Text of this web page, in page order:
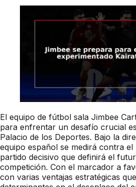
El equipo de fútbol sala Jimbee
para enfrentar un desafío crucial
Palacio de los Deportes. Bajo la
equipo español se medirá contra
partido decisivo que definirá el
competición. Con el marcador a
con varias ventajas estratégicas